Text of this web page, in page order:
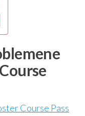
Course Pass